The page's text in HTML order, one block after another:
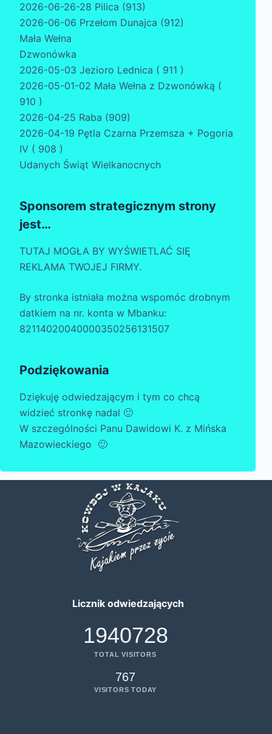
2026-06-26-28 Pilica (913)
2026-06-06 Przełom Dunajca (912)
Mała Wełna
Dzwonówka
2026-05-03 Jezioro Lednica ( 911 )
2026-05-01-02 Mała Wełna z Dzwonówką (
910 )
2026-04-25 Raba (909)
2026-04-19 Pętla Czarna Przemsza + Pogoria
IV ( 908 )
Udanych Świąt Wielkanocnych
Sponsorem strategicznym strony
jest…
TUTAJ MOGŁA BY WYŚWIETLAĆ SIĘ
REKLAMA TWOJEJ FIRMY.
By stronka istniała można wspomóc drobnym
datkiem na nr. konta w Mbanku:
82114020040000350256131507
Podziękowania
Dziękuję odwiedzającym i tym co chcą
widzieć stronkę nadal 🙂
W szczególności Panu Dawidowi K. z Mińska
Mazowieckiego 🙂
Licznik odwiedzających
1940728
TOTAL VISITORS
767
VISITORS TODAY